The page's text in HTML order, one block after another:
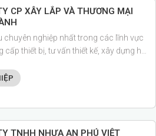
CP XÂY LẮP VÀ THƯƠNG MẠI
chuyên nghiệp nhất trong các lĩnh vực
cấp thiết bị, tư vấn thiết kế, xây dựng hệ
TNHH NHỰA AN PHÚ VIỆT